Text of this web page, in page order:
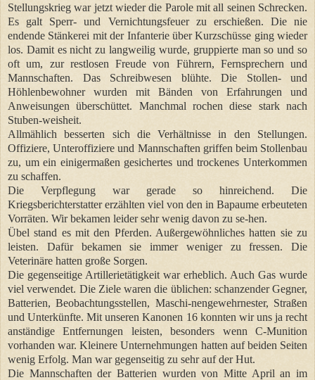
Stellungskrieg war jetzt wieder die Parole mit all seinen Schrecken.
Es galt Sperr- und Vernichtungsfeuer zu erschießen. Die nie
endende Stänkerei mit der Infanterie über Kurzschüsse ging wieder
los. Damit es nicht zu langweilig wurde, gruppierte man so und so
oft um, zur restlosen Freude von Führern, Fernsprechern und
Mannschaften. Das Schreibwesen blühte. Die Stollen- und
Höhlenbewohner wurden mit Bänden von Erfahrungen und
Anweisungen überschüttet. Manchmal rochen diese stark nach
Stuben-weisheit.
Allmählich besserten sich die Verhältnisse in den Stellungen.
Offiziere, Unteroffiziere und Mannschaften griffen beim Stollenbau
zu, um ein einigermaßen gesichertes und trockenes Unterkommen
zu schaffen.
Die Verpflegung war gerade so hinreichend. Die
Kriegsberichterstatter erzählten viel von den in Bapaume erbeuteten
Vorräten. Wir bekamen leider sehr wenig davon zu se-hen.
Übel stand es mit den Pferden. Außergewöhnliches hatten sie zu
leisten. Dafür bekamen sie immer weniger zu fressen. Die
Veterinäre hatten große Sorgen.
Die gegenseitige Artillerietätigkeit war erheblich. Auch Gas wurde
viel verwendet. Die Ziele waren die üblichen: schanzender Gegner,
Batterien, Beobachtungsstellen, Maschi-nengewehrnester, Straßen
und Unterkünfte. Mit unseren Kanonen 16 konnten wir uns ja recht
anständige Entfernungen leisten, besonders wenn C-Munition
vorhanden war. Kleinere Unternehmungen hatten auf beiden Seiten
wenig Erfolg. Man war gegenseitig zu sehr auf der Hut.
Die Mannschaften der Batterien wurden von Mitte April an im